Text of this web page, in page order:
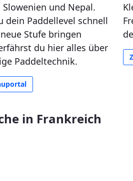
Slowenien und Nepal.
dein Paddellevel schnell
Stufe bringen
du hier alles über
Paddeltechnik.
in Frankreich